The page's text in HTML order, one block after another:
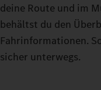
deine Route und im
behältst du den
Fahrinformationen.
sicher unterwegs.